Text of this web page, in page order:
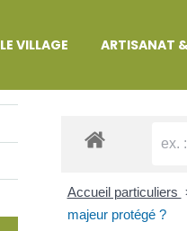
LE VILLAGE ARTISANAT
Accueil particuliers
majeur protégé ?